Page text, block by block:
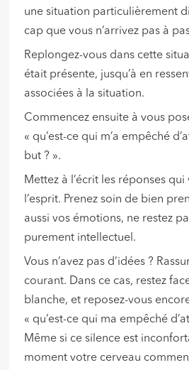
une situation particulièrement
cap que vous n’arrivez pas à
Replongez-vous dans cette
était présente, jusqu’à en
associées à la situation.
Commencez ensuite à vous
« qu’est-ce qui m’a empêché
but ? ».
Mettez à l’écrit les réponses
l’esprit. Prenez soin de bien
aussi vos émotions, ne restez
purement intellectuel.
Vous n’avez pas d’idées ?
courant. Dans ce cas, restez
blanche, et reposez-vous
« qu’est-ce qui ma empêché
Même si ce silence est
moment votre cerveau